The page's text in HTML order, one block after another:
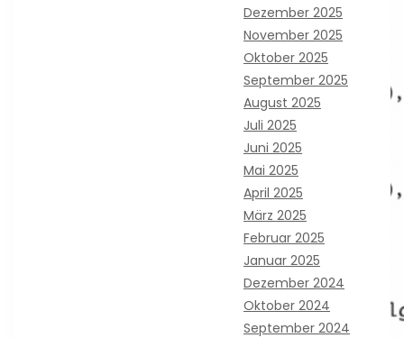
Dezember 2025
November 2025
Oktober 2025
September 2025
August 2025
Juli 2025
Juni 2025
Mai 2025
April 2025
März 2025
Februar 2025
Januar 2025
Dezember 2024
Oktober 2024
September 2024